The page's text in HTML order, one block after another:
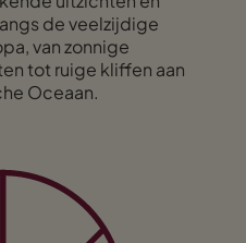
de veelzijdige
van zonnige
tot ruige kliffen aan
Oceaan.